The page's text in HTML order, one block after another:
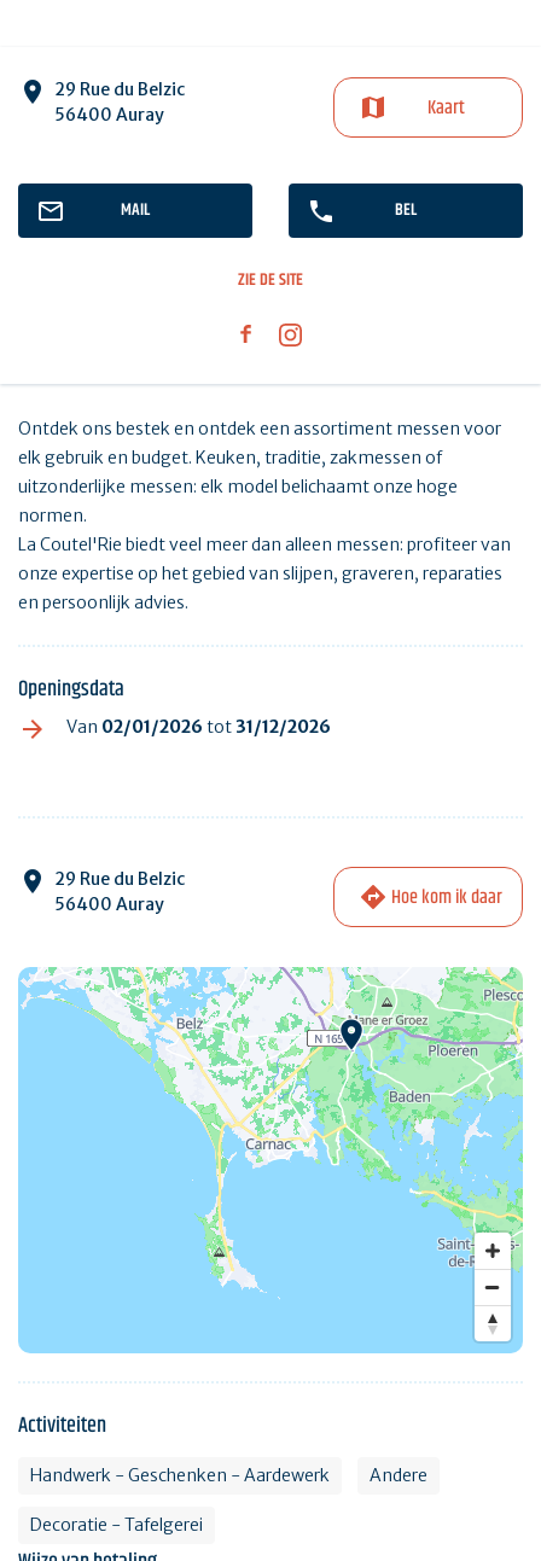
29 Rue du Belzic
56400 Auray
Kaart
MAIL BEL
ZIE DE SITE
Ontdek ons bestek en ontdek een assortiment messen voor
elk gebruik en budget. Keuken, traditie, zakmessen of
uitzonderlijke messen: elk model belichaamt onze hoge
normen.
La Coutel'Rie biedt veel meer dan alleen messen: profiteer van
onze expertise op het gebied van slijpen, graveren, reparaties
en persoonlijk advies.
Openingsdata
Van 02/01/2026 tot31/12/2026
29 Rue du Belzic
56400 Auray
Hoe kom ik daar
Activiteiten
Handwerk - Geschenken - Aardewerk Andere
Decoratie - Tafelgerei